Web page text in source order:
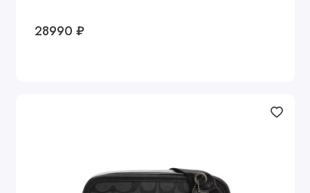
28990 ₽